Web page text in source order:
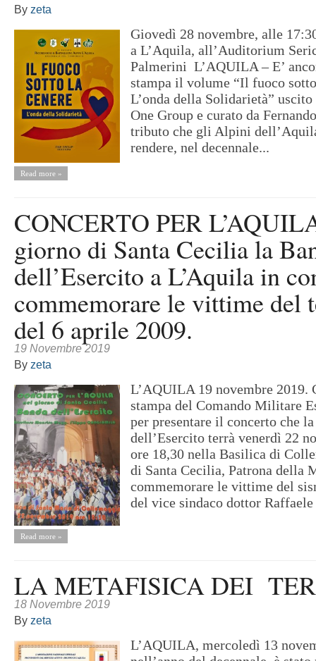
By zeta
Giovedì 28 novembre, alle
a L’Aquila, all’Auditorium
Palmerini ​ L’AQUILA – ​E’
stampa il volume “Il fuoco
L’onda della Solidarietà”
One Group e curato da
tributo che gli Alpini
rendere, nel decennale...
Read more »
CONCERTO PER
giorno di Santa Cecilia la
dell’Esercito a L’Aquila in
commemorare le vittime del
del 6 aprile 2009.
19 Novembre 2019
By zeta
L’AQUILA 19 novembre 2019.
stampa del Comando Militare
per presentare il concerto che la
dell’Esercito terrà venerdì 22
ore 18,30 nella Basilica di
di Santa Cecilia, Patrona della
commemorare le vittime del
del vice sindaco dottor
Read more »
LA METAFISICA DEI
18 Novembre 2019
By zeta
L’AQUILA, mercoledì 13